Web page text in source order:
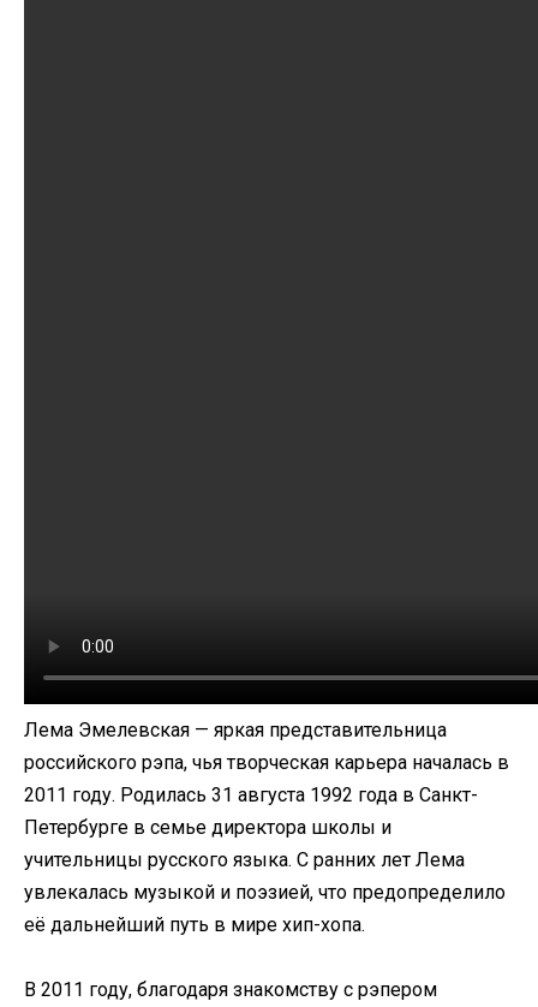
Лема Эмелевская — яркая представительница
российского рэпа, чья творческая карьера началась в
2011 году. Родилась 31 августа 1992 года в Санкт-
Петербурге в семье директора школы и
учительницы русского языка. С ранних лет Лема
увлекалась музыкой и поэзией, что предопределило
её дальнейший путь в мире хип-хопа.​
В 2011 году, благодаря знакомству с рэпером